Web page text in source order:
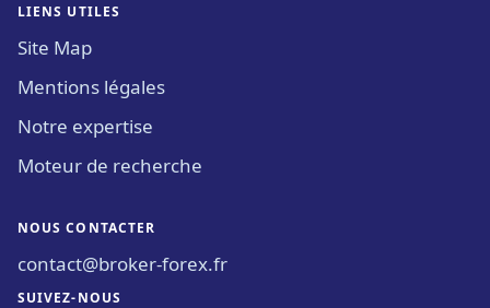
LIENS UTILES
Site Map
Mentions légales
Notre expertise
Moteur de recherche
NOUS CONTACTER
contact@broker-forex.fr
SUIVEZ-NOUS